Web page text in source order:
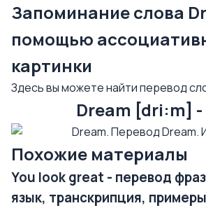
Запоминание слова
помощью
картинки
Здесь вы можете найти перевод
Dream [dri:m] -
Похожие материалы
You look great - перевод
язык, транскрипция, примеры